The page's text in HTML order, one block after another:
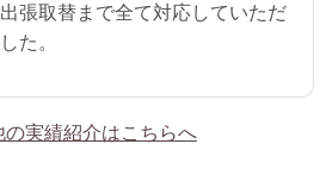
張取替まで全て対応していただ
た。
の実績紹介はこちらへ